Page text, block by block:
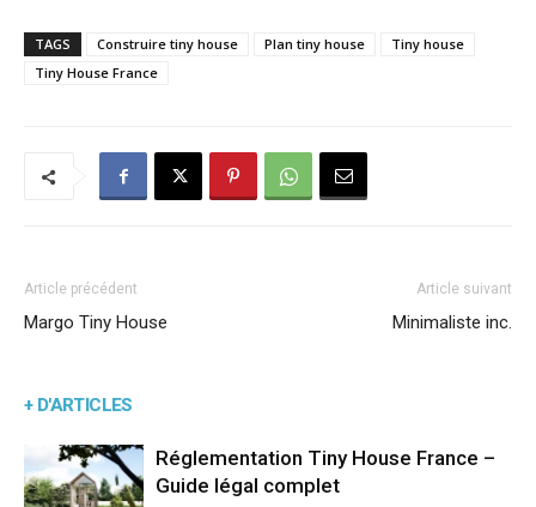
TAGS Construire tiny house Plan tiny house
Tiny house
Tiny House France
Article précédent
Margo Tiny House
Article suivant
Minimaliste inc.
+ D'ARTICLES
Réglementation Tiny House France –
Guide légal complet